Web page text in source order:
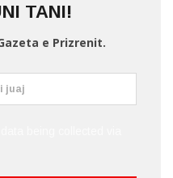
TANI!
e Prizrenit.